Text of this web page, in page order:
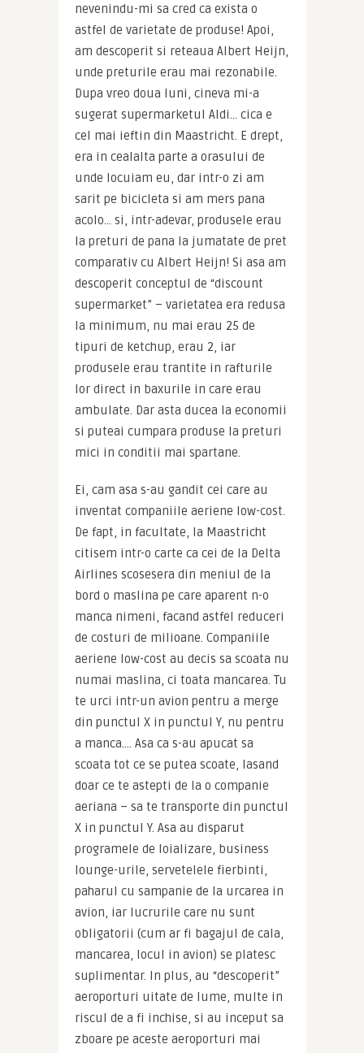
nevenindu-mi sa cred ca exista o
astfel de varietate de produse! Apoi,
am descoperit si reteaua Albert Heijn,
unde preturile erau mai rezonabile.
Dupa vreo doua luni, cineva mi-a
sugerat supermarketul Aldi… cica e
cel mai ieftin din Maastricht. E drept,
era in cealalta parte a orasului de
unde locuiam eu, dar intr-o zi am
sarit pe bicicleta si am mers pana
acolo… si, intr-adevar, produsele erau
la preturi de pana la jumatate de pret
comparativ cu Albert Heijn! Si asa am
descoperit conceptul de “discount
supermarket” – varietatea era redusa
la minimum, nu mai erau 25 de
tipuri de ketchup, erau 2, iar
produsele erau trantite in rafturile
lor direct in baxurile in care erau
ambulate. Dar asta ducea la economii
si puteai cumpara produse la preturi
mici in conditii mai spartane.
Ei, cam asa s-au gandit cei care au
inventat companiile aeriene low-cost.
De fapt, in facultate, la Maastricht
citisem intr-o carte ca cei de la Delta
Airlines scosesera din meniul de la
bord o maslina pe care aparent n-o
manca nimeni, facand astfel reduceri
de costuri de milioane. Companiile
aeriene low-cost au decis sa scoata nu
numai maslina, ci toata mancarea. Tu
te urci intr-un avion pentru a merge
din punctul X in punctul Y, nu pentru
a manca…. Asa ca s-au apucat sa
scoata tot ce se putea scoate, lasand
doar ce te astepti de la o companie
aeriana – sa te transporte din punctul
X in punctul Y. Asa au disparut
programele de loializare, business
lounge-urile, servetelele fierbinti,
paharul cu sampanie de la urcarea in
avion, iar lucrurile care nu sunt
obligatorii (cum ar fi bagajul de cala,
mancarea, locul in avion) se platesc
suplimentar. In plus, au “descoperit”
aeroporturi uitate de lume, multe in
riscul de a fi inchise, si au inceput sa
zboare pe aceste aeroporturi mai